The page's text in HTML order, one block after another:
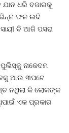
ଧରି ବଜାରକୁ
ଫଳ ଲଦି
ବି ଆଜି ପସରା
ନାକେଦମ
ଆଉ ୩ପଟେ
ନଥିଲା କି ଲୋକଙ୍କ
ଏକ ପ୍ରକାର